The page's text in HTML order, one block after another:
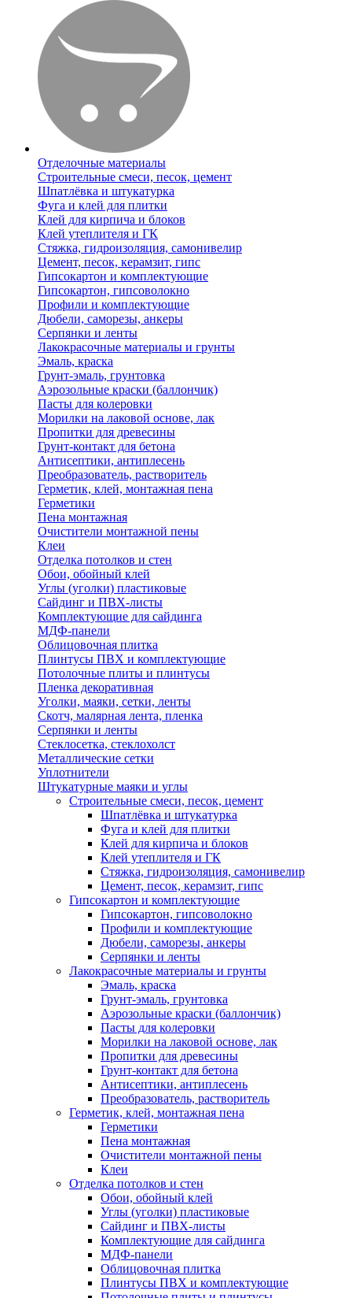
Отделочные материалы
Строительные смеси, песок, цемент
Шпатлёвка и штукатурка
Фуга и клей для плитки
Клей для кирпича и блоков
Клей утеплителя и ГК
Стяжка, гидроизоляция, самонивелир
Цемент, песок, керамзит, гипс
Гипсокартон и комплектующие
Гипсокартон, гипсоволокно
Профили и комплектующие
Дюбели, саморезы, анкеры
Серпянки и ленты
Лакокрасочные материалы и грунты
Эмаль, краска
Грунт-эмаль, грунтовка
Аэрозольные краски (баллончик)
Пасты для колеровки
Морилки на лаковой основе, лак
Пропитки для древесины
Грунт-контакт для бетона
Антисептики, антиплесень
Преобразователь, растворитель
Герметик, клей, монтажная пена
Герметики
Пена монтажная
Очистители монтажной пены
Клеи
Отделка потолков и стен
Обои, обойный клей
Углы (уголки) пластиковые
Сайдинг и ПВХ-листы
Комплектующие для сайдинга
МДФ-панели
Облицовочная плитка
Плинтусы ПВХ и комплектующие
Потолочные плиты и плинтусы
Пленка декоративная
Уголки, маяки, сетки, ленты
Скотч, малярная лента, пленка
Серпянки и ленты
Стеклосетка, стеклохолст
Металлические сетки
Уплотнители
Штукатурные маяки и углы
Строительные смеси, песок, цемент
Шпатлёвка и штукатурка
Фуга и клей для плитки
Клей для кирпича и блоков
Клей утеплителя и ГК
Стяжка, гидроизоляция, самонивелир
Цемент, песок, керамзит, гипс
Гипсокартон и комплектующие
Гипсокартон, гипсоволокно
Профили и комплектующие
Дюбели, саморезы, анкеры
Серпянки и ленты
Лакокрасочные материалы и грунты
Эмаль, краска
Грунт-эмаль, грунтовка
Аэрозольные краски (баллончик)
Пасты для колеровки
Морилки на лаковой основе, лак
Пропитки для древесины
Грунт-контакт для бетона
Антисептики, антиплесень
Преобразователь, растворитель
Герметик, клей, монтажная пена
Герметики
Пена монтажная
Очистители монтажной пены
Клеи
Отделка потолков и стен
Обои, обойный клей
Углы (уголки) пластиковые
Сайдинг и ПВХ-листы
Комплектующие для сайдинга
МДФ-панели
Облицовочная плитка
Плинтусы ПВХ и комплектующие